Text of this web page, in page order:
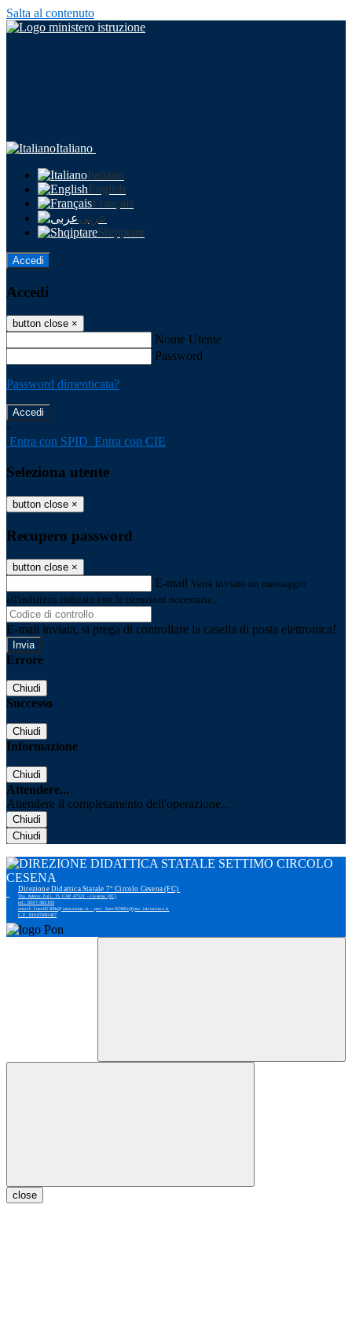
Salta al contenuto
Italiano
Italiano
English
Français
عربى
Shqiptare
Accedi
Accedi
button close ×
Nome Utente
Password
Password dimenticata?
-
Entra con SPID Entra con CIE
Seleziona utente
button close ×
Recupero password
button close ×
E-mail Verrà inviato un messaggio
all'indirizzo indicato con le istruzioni necessarie.
E-mail inviata, si prega di controllare la casella di posta elettronica!
Errore
Chiudi
Successo
Chiudi
Informazione
Chiudi
Attendere...
Attendere il completamento dell'operazione...
Chiudi
Chiudi
Direzione Didattica Statale 7° Circolo Cesena (FC)
Via Adone Zoli, 35 CAP 47521 - Cesena (FC)
tel: 0547-383193
email: foee02300r@istruzione.it - pec: foee02300r@pec.istruzione.it
C.F. 81007690407
close